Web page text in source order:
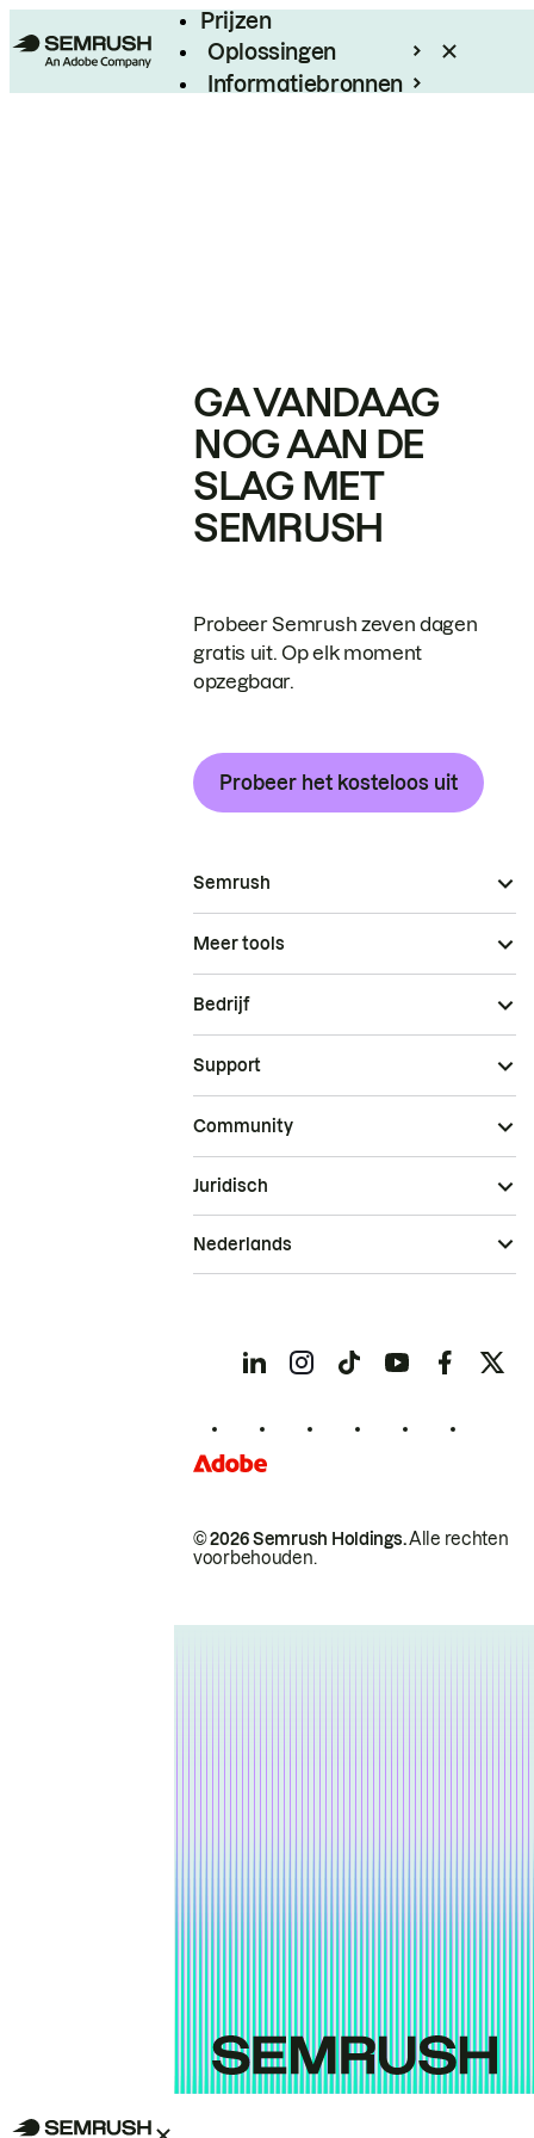
Prijzen
Oplossingen
Informatiebronnen
GA VANDAAG
NOG AAN DE
SLAG MET
SEMRUSH
Probeer Semrush zeven dagen
gratis uit. Op elk moment
opzegbaar.
Probeer het kosteloos uit
Semrush
Meer tools
Bedrijf
Support
Community
© 2026 Semrush Holdings.Alle rechten
voorbehouden.
Juridisch
Nederlands